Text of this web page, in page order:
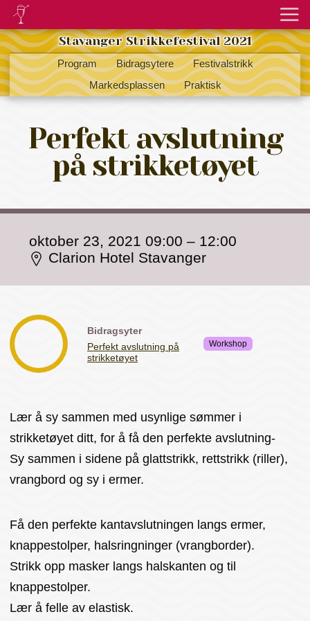
Stavanger Strikkefestival 2021
Program Bidragsytere
Festivalstrikk
Markedsplassen
Praktisk
Perfekt avslutning
på strikketøyet
oktober 23, 2021 09:00 – 12:00
Clarion Hotel Stavanger
Bidragsyter
Perfekt avslutning på
strikketøyet
Workshop
Lær å sy sammen med usynlige sømmer i
strikketøyet ditt, for å få den perfekte avslutning-
Sy sammen i sidene på glattstrikk, rettstrikk (riller),
vrangbord og sy i ermer.
Få den perfekte kantavslutningen langs ermer,
knappestolper, halsringninger (vrangborder).
Strikk opp masker langs halskanten og til
knappestolper.
Lær å felle av elastisk.